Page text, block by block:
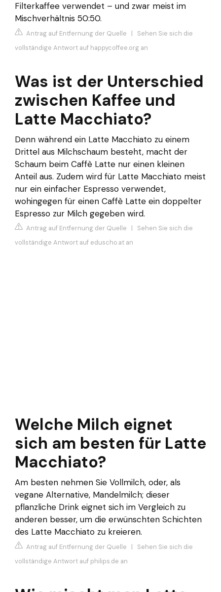
Filterkaffee verwendet – und zwar meist im
Mischverhältnis 50:50.
Antrag auf Entfernung der Quelle | Sehen Sie sich die
vollständige Antwort auf happycoffee.org an
Was ist der Unterschied
zwischen Kaffee und
Latte Macchiato?
Denn während ein Latte Macchiato zu einem
Drittel aus Milchschaum besteht, macht der
Schaum beim Caffè Latte nur einen kleinen
Anteil aus. Zudem wird für Latte Macchiato meist
nur ein einfacher Espresso verwendet,
wohingegen für einen Caffè Latte ein doppelter
Espresso zur Milch gegeben wird.
Antrag auf Entfernung der Quelle | Sehen Sie sich die
vollständige Antwort auf eduscho.at an
Welche Milch eignet
sich am besten für Latte
Macchiato?
Am besten nehmen Sie Vollmilch, oder, als
vegane Alternative, Mandelmilch; dieser
pflanzliche Drink eignet sich im Vergleich zu
anderen besser, um die erwünschten Schichten
des Latte Macchiato zu kreieren.
Antrag auf Entfernung der Quelle | Sehen Sie sich die
vollständige Antwort auf philips.de an